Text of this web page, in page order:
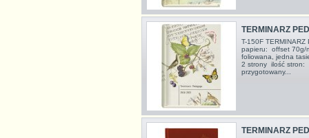
TERMINARZ
T-150F
papieru: offset 70g/
foliowana, jedna
2 strony ilość
przygotowany...
TERMINARZ